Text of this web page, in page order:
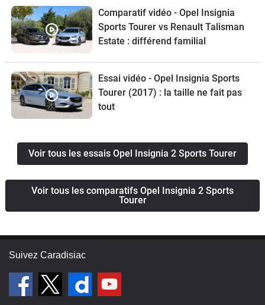
Comparatif vidéo - Opel Insignia
Sports Tourer vs Renault Talisman
Estate : différend familial
Essai vidéo - Opel Insignia Sports
Tourer (2017) : la taille ne fait pas
tout
Voir tous les essais Opel Insignia 2 Sports Tourer
Voir tous les comparatifs Opel Insignia 2 Sports
Tourer
Suivez Caradisiac